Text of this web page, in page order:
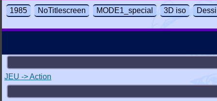
1985 NoTitlescreen MODE1_special 3D iso
JEU -> Action